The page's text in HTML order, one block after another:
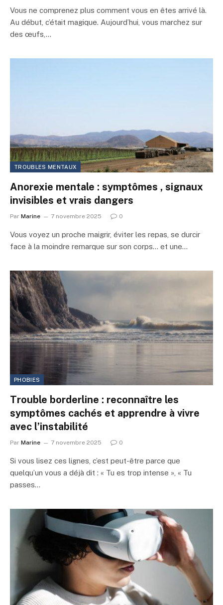
Vous ne comprenez plus comment vous en êtes arrivé là.
Au début, c’était magique. Aujourd’hui, vous marchez sur
des œufs,…
TROUBLES MENTAUX
Anorexie mentale : symptômes , signaux
invisibles et vrais dangers
Par Marine 7 novembre 2025 0
Vous voyez un proche maigrir, éviter les repas, se durcir
face à la moindre remarque sur son corps… et une…
PHOBIES
Trouble borderline : reconnaître les
symptômes cachés et apprendre à vivre
avec l’instabilité
Par Marine 7 novembre 2025 0
Si vous lisez ces lignes, c’est peut-être parce que
quelqu’un vous a déjà dit : « Tu es trop intense », « Tu
passes…